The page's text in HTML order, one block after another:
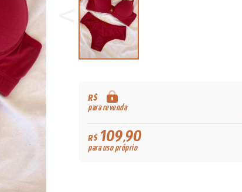
R$
para revenda
R$109,90
para uso próprio